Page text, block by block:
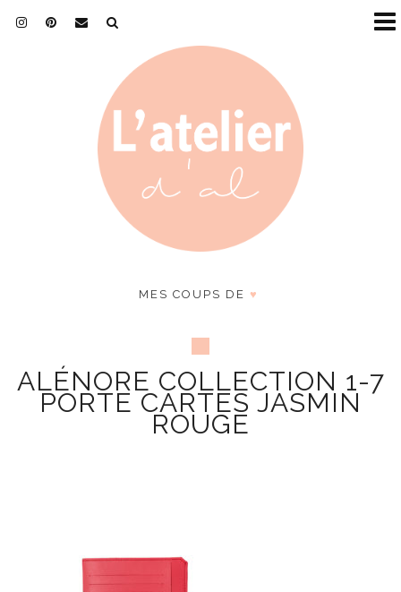
MES COUPS DE ♥
ALÉNORE COLLECTION 1-7
PORTE CARTES JASMIN
ROUGE